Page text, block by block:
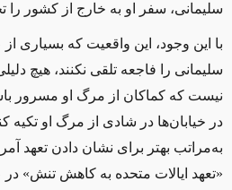
سلیمانی، سفر او به خارج از کشور را
با این وجود، این واقعیت که
سلیمانی را فاجعه تلقی نکنند، هیچ
نیست که کماکان از مرگ او مسرور
در خیابان‌ها در شادی از مرگ او
به‌مراتب بهتر برای نشان دادن تعهد
«تعهد ایالات متحده به کاهش تنش»